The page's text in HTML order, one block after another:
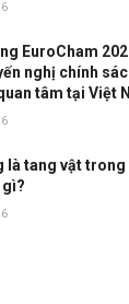
EuroCham
nghị chính
tâm tại Việt
là tang vật
gì?